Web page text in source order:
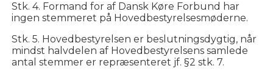
Stk. 4. Formand for af Dansk Køre Forbund har
ingen stemmeret på Hovedbestyrelsesmøderne.
Stk. 5. Hovedbestyrelsen er beslutningsdygtig, når
mindst halvdelen af Hovedbestyrelsens samlede
antal stemmer er repræsenteret jf. §2 stk. 7.